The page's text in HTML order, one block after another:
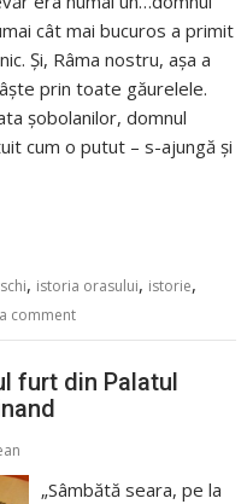
cât mai bucuros a primit
Și, Râma nostru, așa a
prin toate găurelele.
șobolanilor, domnul
cum o putut – s-ajungă și
, istoria orasului, istorie,
comment
furt din Palatul
„Sâmbătă seara, pe la